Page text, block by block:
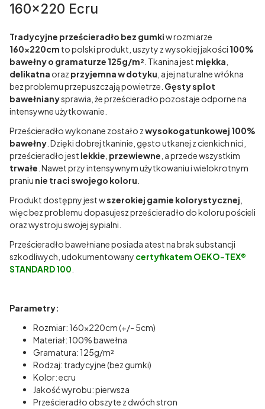
160x220 Ecru
Tradycyjne prześcieradło bez gumkiw rozmiarze
160x220cm to polski produkt, uszyty z wysokiej jakości 100%
bawełny o gramaturze 125g/m² . Tkanina jest miękka
delikatna oraz przyjemna w dotyku , a jej naturalne włókna
bez problemu przepuszczają powietrze. Gęsty splot
bawełnianysprawia, że prześcieradło pozostaje odporne na
intensywne użytkowanie.
Prześcieradło wykonane zostało zwysokogatunkowej 100%
bawełny . Dzięki dobrej tkaninie, gęsto utkanej z cienkich nici,
prześcieradło jest lekkie przewiewne , a przede wszystkim
trwałe . Nawet przy intensywnym użytkowaniu i wielokrotnym
praniu nie traci swojego koloru
Produkt dostępny jest wszerokiej gamie kolorystycznej
więc bez problemu dopasujesz prześcieradło do koloru pościeli
oraz wystroju swojej sypialni.
Prześcieradło bawełniane posiada atest na brak substancji
szkodliwych, udokumentowany certyfikatem OEKO-TEX®
STANDARD 100
Parametry:
Rozmiar: 160x220cm (+/- 5cm)
Materiał: 100% bawełna
Gramatura: 125g/m²
Rodzaj: tradycyjne (bez gumki)
Kolor: ecru
Jakość wyrobu: pierwsza
Prześcieradło obszyte z dwóch stron